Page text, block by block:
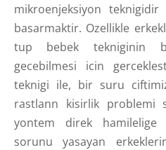
mikroenjeksiyon
basarmaktir. Ozellikle
tup bebek tekniginin
gecebilmesi icin
teknigi ile, bir suru
rastlann kisirlik problemi
yontem direk hamilelige
sorunu yasayan